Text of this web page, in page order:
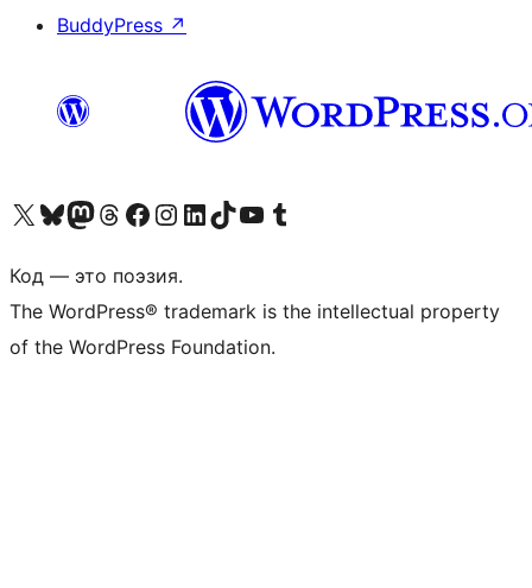
BuddyPress ↗
Посетите нас в X (ранее Twitter)
Посетите нашу учётную запись в Bluesky
Посетите нашу ленту в Mastodon
Посетите нашу учётную запись в Threads
Посетите нашу страницу на Facebook
Посетите наш Instagram
Посетите нашу страницу в LinkedIn
Посетите нашу учётную запись в TikTok
Посетите наш канал YouTube
Посетите нашу учётную запись в Tumblr
Код — это поэзия.
The WordPress® trademark is the intellectual property
of the WordPress Foundation.